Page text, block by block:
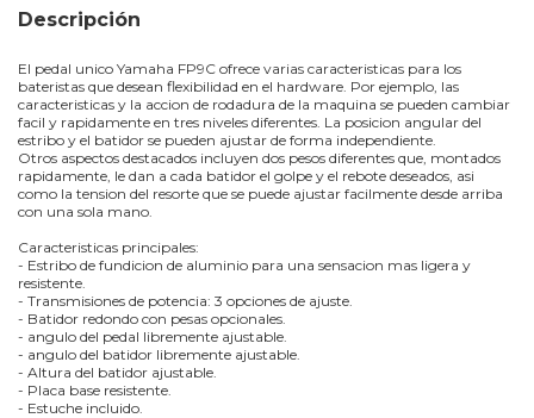
Descripción
El pedal unico Yamaha FP9C ofrece varias caracteristicas para los
bateristas que desean flexibilidad en el hardware. Por ejemplo, las
caracteristicas y la accion de rodadura de la maquina se pueden cambiar
facil y rapidamente en tres niveles diferentes. La posicion angular del
estribo y el batidor se pueden ajustar de forma independiente.
Otros aspectos destacados incluyen dos pesos diferentes que, montados
rapidamente, le dan a cada batidor el golpe y el rebote deseados, asi
como la tension del resorte que se puede ajustar facilmente desde arriba
con una sola mano.
Caracteristicas principales:
- Estribo de fundicion de aluminio para una sensacion mas ligera y
resistente.
- Transmisiones de potencia: 3 opciones de ajuste.
- Batidor redondo con pesas opcionales.
- angulo del pedal libremente ajustable.
- angulo del batidor libremente ajustable.
- Altura del batidor ajustable.
- Placa base resistente.
- Estuche incluido.